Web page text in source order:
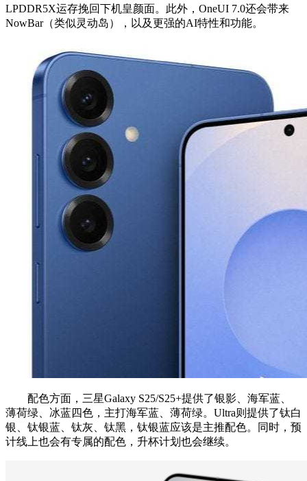
LPDDR5X运存挽回下机皇颜面。此外，OneUI 7.0还会带来
NowBar（类似灵动岛），以及更强的AI特性和功能。
配色方面，三星Galaxy S25/S25+提供了银影、海军蓝、
薄荷绿、冰蓝四色，主打海军蓝、薄荷绿。Ultra则提供了钛白
银、钛银蓝、钛灰、钛黑，钛银蓝应该是主推配色。同时，预
计线上也会有专属的配色，升杯计划也会继续。